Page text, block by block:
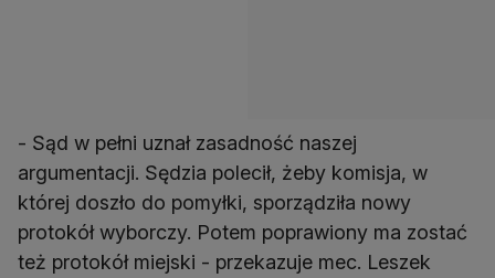
- Sąd w pełni uznał zasadność naszej
argumentacji. Sędzia polecił, żeby komisja, w
której doszło do pomyłki, sporządziła nowy
protokół wyborczy. Potem poprawiony ma zostać
też protokół miejski - przekazuje mec. Leszek